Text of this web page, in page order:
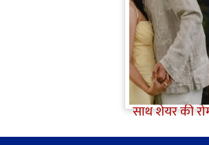
Jiyaa
Jiya
साथ शेयर की